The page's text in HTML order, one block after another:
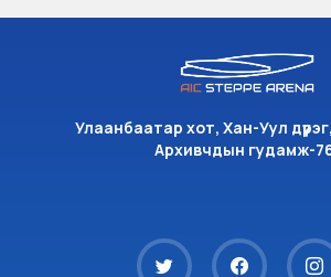
Улаанбаатар хот, Хан-Уул
Архивчдын гудамж-